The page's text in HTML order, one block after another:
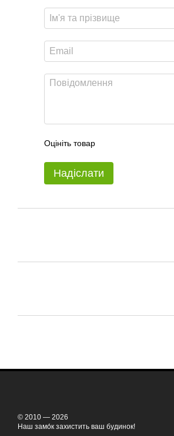
Оцініть товар
Надіслати
© 2010 — 2026
Наш замо́к захистить ваш будинок!